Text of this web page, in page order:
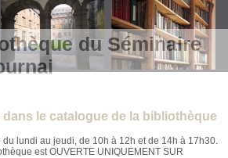
du Séminaire
dans le catalogue de la bibliothèque
lundi au jeudi, de 10h à 12h et de 14h à 17h30.
est OUVERTE UNIQUEMENT SUR